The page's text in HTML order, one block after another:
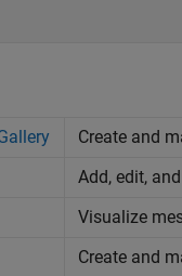
Create and
Add, edit,
Visualize
Create and